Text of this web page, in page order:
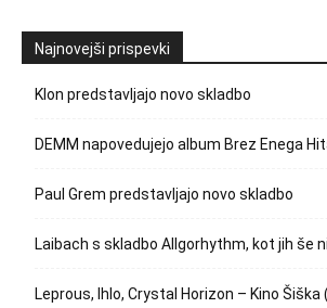
Najnovejši prispevki
Klon predstavljajo novo skladbo
DEMM napovedujejo album Brez Enega
Paul Grem predstavljajo novo skladbo
Laibach s skladbo Allgorhythm, kot jih še
Leprous, Ihlo, Crystal Horizon – Kino Šiška